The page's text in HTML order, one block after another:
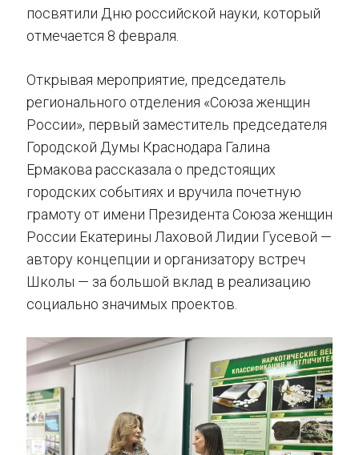
посвятили Дню российской науки, который
отмечается 8 февраля.
Открывая мероприятие, председатель
регионального отделения «Союза женщин
России», первый заместитель председателя
Городской Думы Краснодара Галина
Ермакова рассказала о предстоящих
городских событиях и вручила почетную
грамоту от имени Президента Союза женщин
России Екатерины Лаховой Лидии Гусевой —
автору концепции и организатору встреч
Школы — за большой вклад в реализацию
социально значимых проектов.